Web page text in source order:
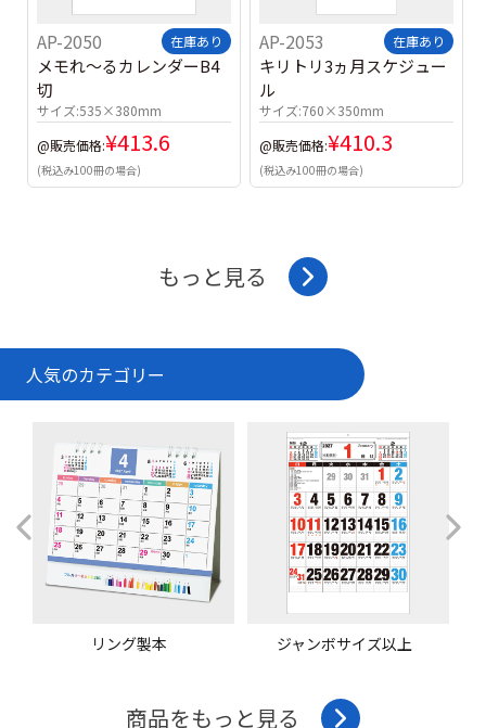
AP-2050 在庫あり
メモれ～るカレンダーB4
切
サイズ:535×380mm
@販売価格:¥413.6
(税込み100冊の場合)
AP-2053 在庫あり
キリトリ3ヵ月スケジュー
ル
サイズ:760×350mm
@販売価格:¥410.3
(税込み100冊の場合)
もっと見る
人気のカテゴリー
リング製本 ジャンボサイズ以上
商品をもっと見る